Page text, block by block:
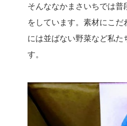
そんななかまさいちでは
をしています。素材にこ
には並ばない野菜など私
す。